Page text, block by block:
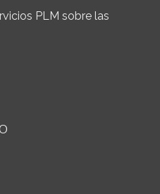
PLM sobre las